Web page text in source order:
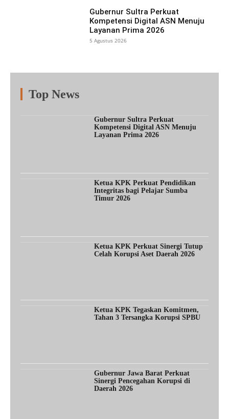
Gubernur Sultra Perkuat
Kompetensi Digital ASN Menuju
Layanan Prima 2026
5 Agustus 2026
Top News
Gubernur Sultra Perkuat
Kompetensi Digital ASN Menuju
Layanan Prima 2026
Ketua KPK Perkuat Pendidikan
Integritas bagi Pelajar Sumba
Timur 2026
Ketua KPK Perkuat Sinergi Tutup
Celah Korupsi Aset Daerah 2026
Ketua KPK Tegaskan Komitmen,
Tahan 3 Tersangka Korupsi SPBU
Gubernur Jawa Barat Perkuat
Sinergi Pencegahan Korupsi di
Daerah 2026